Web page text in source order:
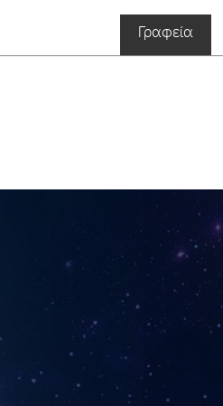
Γραφεία